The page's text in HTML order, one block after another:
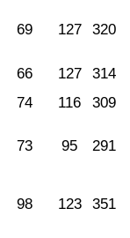
69 127 320
66 127 314
74 116 309
73 95 291
98 123 351